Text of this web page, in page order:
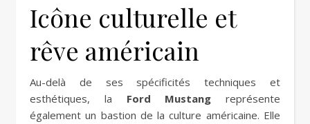
Icône culturelle et
rêve américain
Au-delà de ses spécificités techniques et
esthétiques, la Ford Mustang représente
également un bastion de la culture américaine. Elle